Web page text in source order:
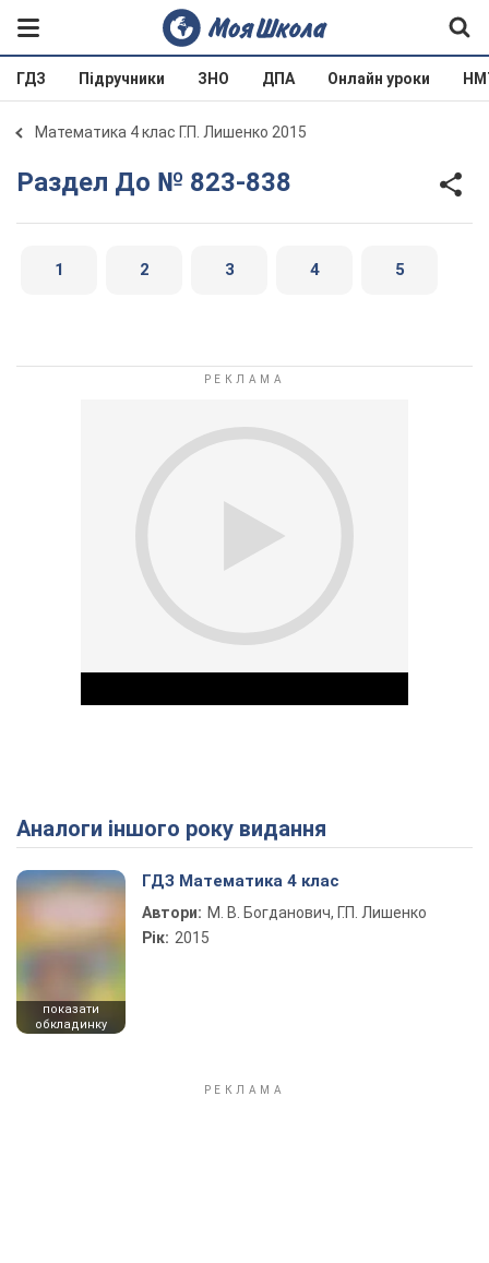
ГДЗ Підручники ЗНО ДПА Онлайн уроки
Математика 4 клас Г.П. Лишенко 2015
Раздел До № 823-838
1 2 3 4 5
Play Video
Аналоги іншого року видання
показати
обкладинку
ГДЗ Математика 4 клас
Автори: М. В. Богданович, Г.П. Лишенко
Рік: 2015